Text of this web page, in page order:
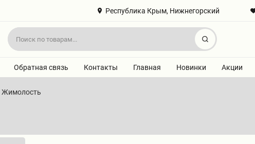
Республика Крым, Нижнегорский
Найти
Обратная связь Контакты Главная Новинки Акции
Жимолость